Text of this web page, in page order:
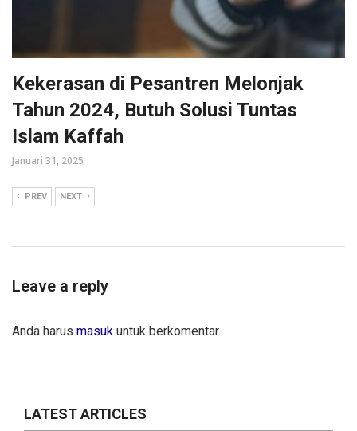
Kekerasan di Pesantren Melonjak
Tahun 2024, Butuh Solusi Tuntas
Islam Kaffah
Januari 31, 2025
PREV NEXT
Leave a reply
Anda harus masuk untuk berkomentar.
LATEST ARTICLES